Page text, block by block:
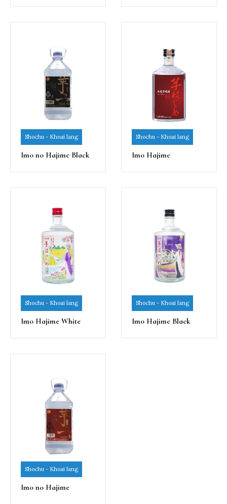
Shochu - Khoai lang
Imo no Hajime Black
Shochu - Khoai lang
Imo Hajime
Shochu - Khoai lang
Imo Hajime White
Shochu - Khoai lang
Imo Hajime Black
Shochu - Khoai lang
Imo no Hajime